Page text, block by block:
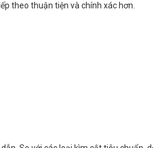
theo thuận tiện và chính xác hơn.